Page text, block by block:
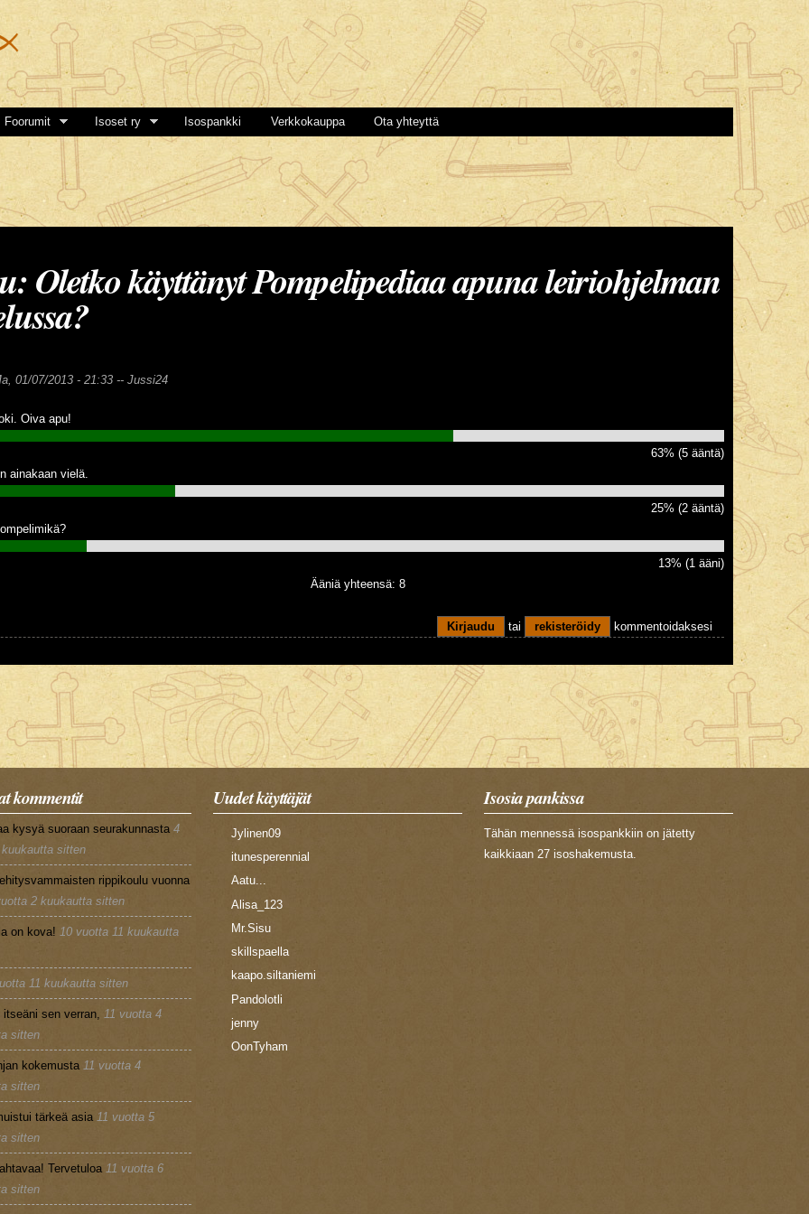
Hyppää
pääsisältöön
Foorumit Isoset ry Isospankki Verkkokauppa Ota yhteyttä
Oletko käyttänyt Pompelipediaa apuna leiriohjelman
01/07/2013 - 21:33 -- Jussi24
Oiva apu!
63% (5 ääntä)
ainakaan vielä.
25% (2 ääntä)
13% (1 ääni)
Ääniä yhteensä: 8
Kirjaudu tai rekisteröidy kommentoidaksesi
kommentit
kysyä suoraan seurakunnasta 4
sitten
rippikoulu vuonna
2 kuukautta sitten
on kova! 10 vuotta 11 kuukautta
11 kuukautta sitten
sen verran, 11 vuotta 4
sitten
kokemusta 11 vuotta 4
sitten
tärkeä asia 11 vuotta 5
sitten
Tervetuloa 11 vuotta 6
sitten
Uudet käyttäjät
Jylinen09
itunesperennial
Aatu...
Alisa_123
Mr.Sisu
skillspaella
kaapo.siltaniemi
Pandolotli
jenny
OonTyham
Isosia pankissa
Tähän mennessä isospankkiin on jätetty
kaikkiaan 27 isoshakemusta.